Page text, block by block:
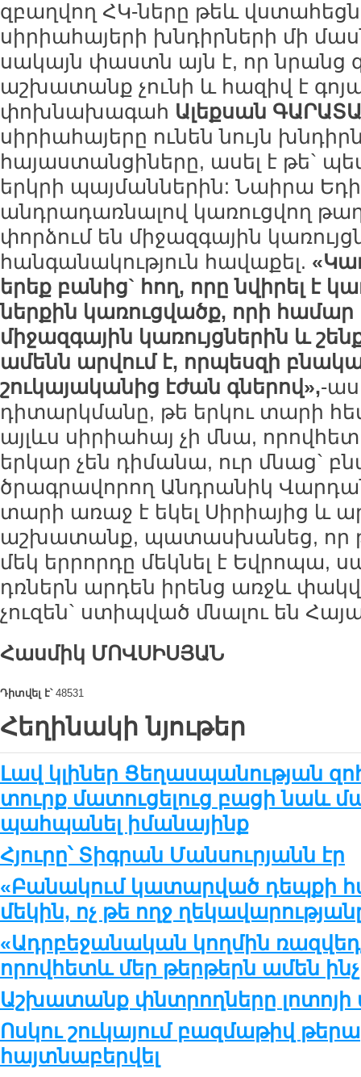
զբաղվող ՀԿ-ները թեև
սիրիահայերի խնդիրների մի
սակայն փաստն այն է, որ նրանց
աշխատանք չունի և հազիվ է
փոխնախագահ Ալեքսան
սիրիահայերը ունեն նույն
հայաստանցիները, ասել է թե`
երկրի պայմաններին: Նաիրա
անդրադառնալով կառուցվող
փորձում են միջազգային
հանգանակություն հավաքել.
երեք բանից` հող, որը նվիրել է
ներքին կառուցվածք, որի համար
միջազգային կառույցներին և
ամենն արվում է, որպեսզի
շուկայականից էժան գներով»,-
դիտարկմանը, թե երկու տարի
այլևս սիրիահայ չի մնա,
երկար չեն դիմանա, ուր մնաց`
ծրագրավորող Անդրանիկ
տարի առաջ է եկել Սիրիայից և
աշխատանք, պատասխանեց, որ
մեկ երրորդը մեկնել է Եվրոպա,
դռներն արդեն իրենց առջև
չուզեն` ստիպված մնալու են
Հասմիկ ՄՈՎՍԻՍՅԱՆ
Դիտվել է՝48531
Հեղինակի նյութեր
Լավ կլիներ Ցեղասպանության
տուրք մատուցելուց բացի նաև
պահպանել իմանայինք
Հյուրը՝ Տիգրան Մանսուրյանն էր
«Բանակում կատարված դեպքի
մեկին, ոչ թե ողջ
«Ադրբեջանական կողմին
որովհետև մեր թերթերն ամեն
Աշխատանք փնտրողները
Ոսկու շուկայում բազմաթիվ
հայտնաբերվել